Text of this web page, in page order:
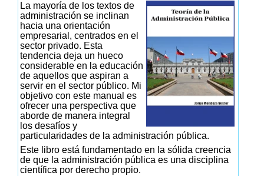
La mayoría de los textos de
administración se inclinan
hacia una orientación
empresarial, centrados en el
sector privado. Esta
tendencia deja un hueco
considerable en la educación
de aquellos que aspiran a
servir en el sector público. Mi
objetivo con este manual es
ofrecer una perspectiva que
aborde de manera integral
los desafíos y
particularidades de la administración pública.
Este libro está fundamentado en la sólida creencia
de que la administración pública es una disciplina
científica por derecho propio.